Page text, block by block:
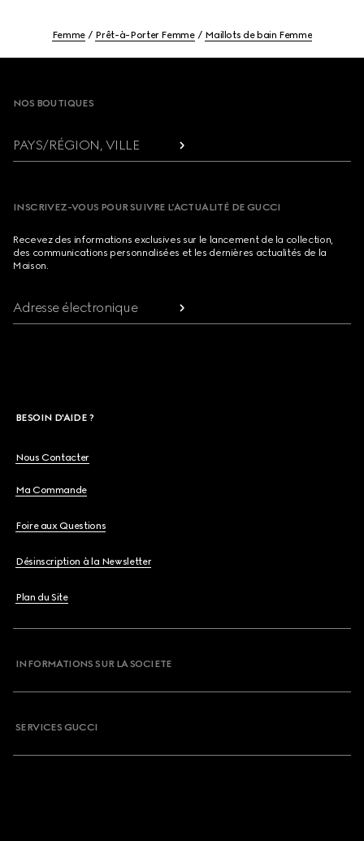
Femme Prêt-à-Porter Femme Maillots de bain Femme
NOS BOUTIQUES
PAYS/RÉGION, VILLE
INSCRIVEZ-VOUS POUR SUIVRE L’ACTUALITÉ DE GUCCI
Recevez des informations exclusives sur le lancement de la collection,
des communications personnalisées et les dernières actualités de la
Maison.
Adresse électronique
BESOIN D'AIDE ?
Nous Contacter
Ma Commande
Foire aux Questions
Désinscription à la Newsletter
Plan du Site
INFORMATIONS SUR LA SOCIETE
SERVICES GUCCI